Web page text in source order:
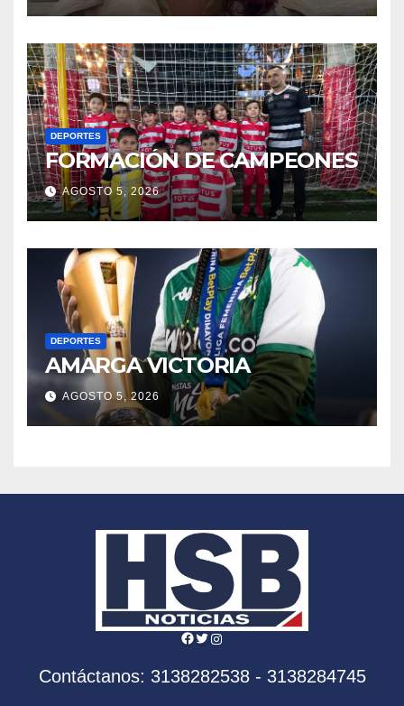
DEPORTES
FORMACIÓN DE CAMPEONES
AGOSTO 5, 2026
DEPORTES
AMARGA VICTORIA
AGOSTO 5, 2026
Facebook
Twitter
Instagram
Contáctanos: 3138282538 - 3138284745